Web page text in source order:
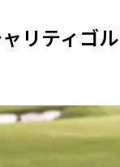
ティゴル